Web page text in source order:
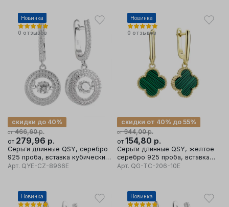
Новинка
0 отзывов
от 466,60р.
скидки до 40%
от 279,96 р.
Серьги длинные QSY, серебро
925 проба, вставка кубический
цирконий
Арт. QYE-CZ-8966E
Новинка
0 отзывов
от 344,00р.
скидки от 40% до 55%
от 154,80 р.
Серьги длинные QSY, желтое
серебро 925 проба, вставка
малахит
Арт. QG-TC-206-10E
Новинка Новинка